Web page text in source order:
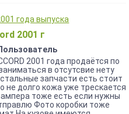
2001 г
2001 года продаётся по
в отсутсвие нету
запчасти есть стоит
не долго кожа уже трескается
тоже есть если нужны
Фото коробки тоже